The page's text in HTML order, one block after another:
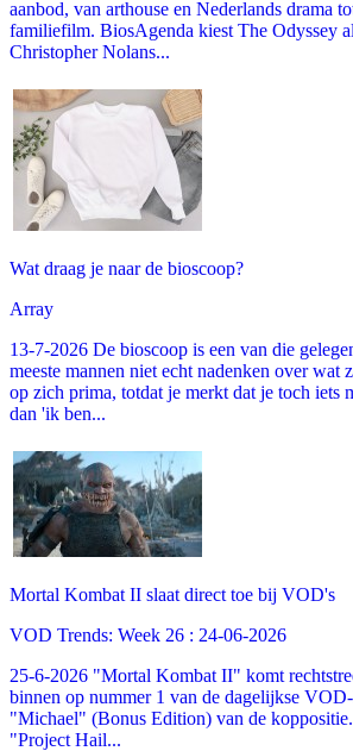
aanbod, van arthouse en Nederlands drama
familiefilm. BiosAgenda kiest The Odyssey
Christopher Nolans...
Wat draag je naar de bioscoop?
Array
13-7-2026 De bioscoop is een van die
meeste mannen niet echt nadenken over wat
op zich prima, totdat je merkt dat je toch iets
dan 'ik ben...
Mortal Kombat II slaat direct toe bij VOD's
VOD Trends: Week 26 : 24-06-2026
25-6-2026 "Mortal Kombat II" komt
binnen op nummer 1 van de dagelijkse
"Michael" (Bonus Edition) van de
"Project Hail...